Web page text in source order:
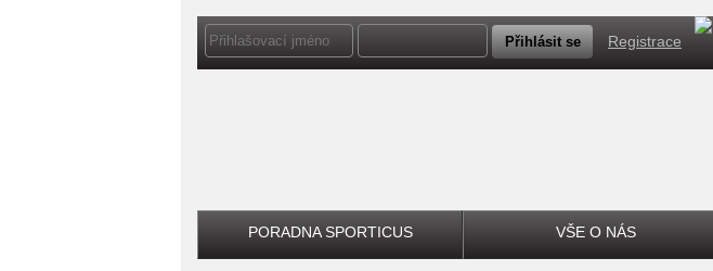
Registrace
PORADNA SPORTICUS VŠE O NÁS